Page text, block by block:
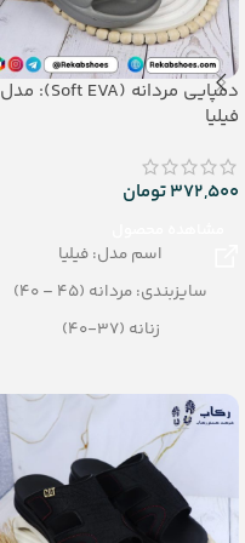
دمپایی مردانه (Soft EVA): مدل
فیلیا
372,500تومان
اسم مدل: فیلیا
سایزبندی: مردانه (45 – 40)
زنانه (37-40)
تعداد در کارتن: 12 جفت
جنس: SOFT EVA